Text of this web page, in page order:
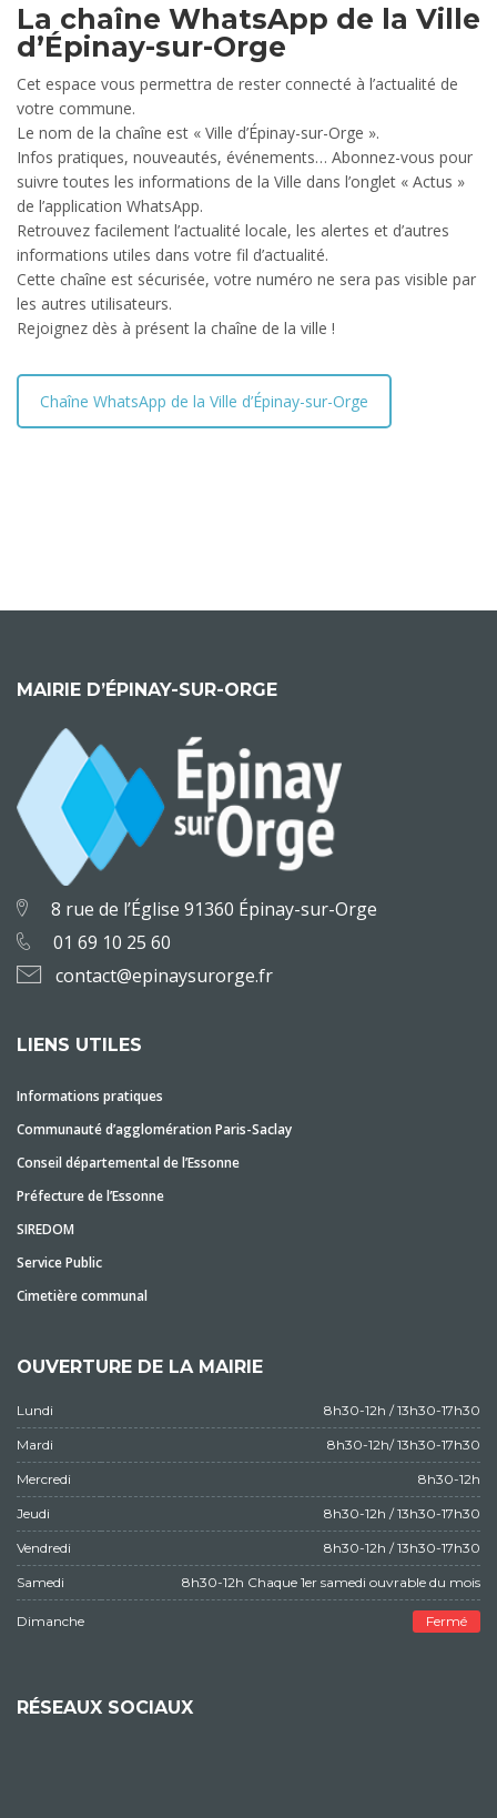
La chaîne WhatsApp de la Ville
d’Épinay-sur-Orge
Cet espace vous permettra de rester connecté à l’actualité de
votre commune.
Le nom de la chaîne est « Ville d’Épinay-sur-Orge ».
Infos pratiques, nouveautés, événements… Abonnez-vous pour
suivre toutes les informations de la Ville dans l’onglet « Actus »
de l’application WhatsApp.
Retrouvez facilement l’actualité locale, les alertes et d’autres
informations utiles dans votre fil d’actualité.
Cette chaîne est sécurisée, votre numéro ne sera pas visible par
les autres utilisateurs.
Rejoignez dès à présent la chaîne de la ville !
Chaîne WhatsApp de la Ville d’Épinay-sur-Orge
MAIRIE D’ÉPINAY-SUR-ORGE
8 rue de l’Église 91360 Épinay-sur-Orge
01 69 10 25 60
contact@epinaysurorge.fr
LIENS UTILES
Informations pratiques
Communauté d’agglomération Paris-Saclay
Conseil départemental de l’Essonne
Préfecture de l’Essonne
SIREDOM
Service Public
Cimetière communal
OUVERTURE DE LA MAIRIE
Lundi 8h30-12h / 13h30-17h30
Mardi 8h30-12h/ 13h30-17h30
Mercredi 8h30-12h
Jeudi 8h30-12h / 13h30-17h30
Vendredi 8h30-12h / 13h30-17h30
Samedi 8h30-12h Chaque 1er samedi ouvrable du mois
Dimanche Fermé
RÉSEAUX SOCIAUX